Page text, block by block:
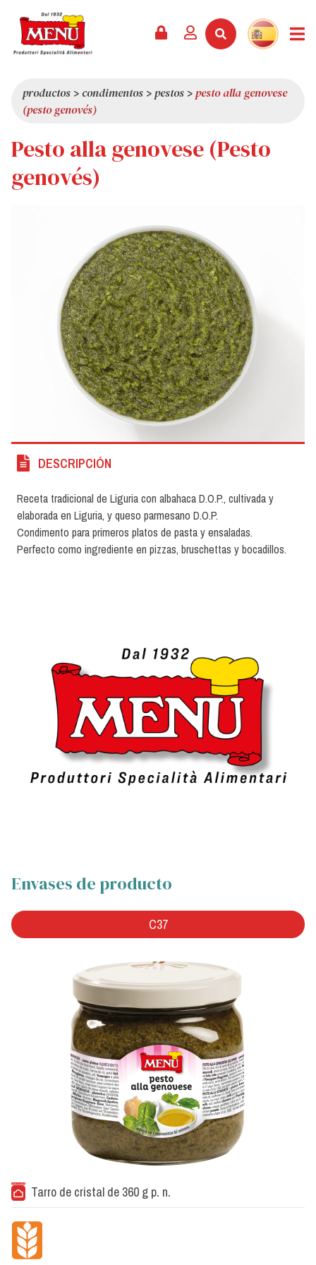
CATÁLOGO
SERVICIOS
ÚLTIMAS NOVEDADES
PREMIOS
RESEÑA DE LA PRENSA
QUIÉNES SOMOS
CALIDAD
VALORES
CURIOSIDADES
SHOWROOM
productos >condimentos >pestos >pesto alla genovese
(pesto genovés)
Pesto alla genovese (Pesto
genovés)
DESCRIPCIÓN
Receta tradicional de Liguria con albahaca D.O.P., cultivada y
elaborada en Liguria, y queso parmesano D.O.P.
Condimento para primeros platos de pasta y ensaladas.
Perfecto como ingrediente en pizzas, bruschettas y bocadillos.
Envases de producto
C37
Tarro de cristal de 360 g p. n.